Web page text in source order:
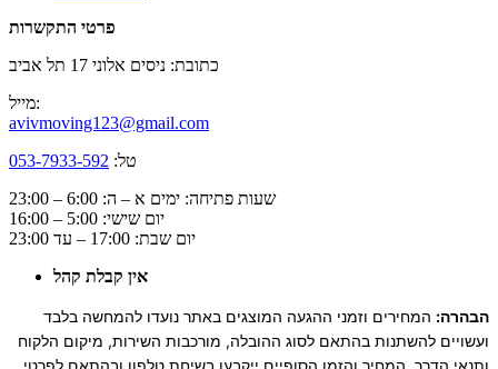
פרטי התקשרות
כתובת: ניסים אלוני 17 תל אביב
מייל:
avivmoving123@gmail.com
טל: 053-7933-592
שעות פתיחה: ימים א – ה: 6:00 – 23:00
יום שישי: 5:00 – 16:00
יום שבת: 17:00 – עד 23:00
אין קבלת קהל
הבהרה: המחירים וזמני ההגעה המוצגים באתר נועדו להמחשה בלבד
ועשויים להשתנות בהתאם לסוג ההובלה, מורכבות השירות, מיקום הלקוח
ותנאי הדרך. המחיר והזמן הסופיים ייקבעו בשיחת טלפון ובהתאם לפרטי